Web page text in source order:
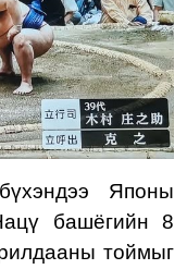
Японы
башёгийн8
тоймыг